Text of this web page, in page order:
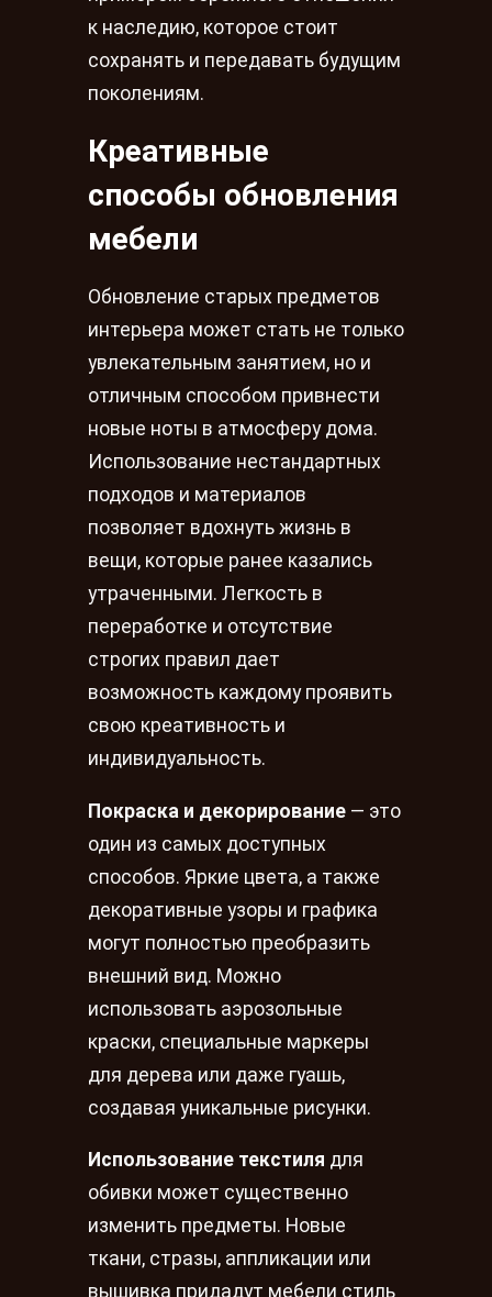
к наследию, которое стоит
сохранять и передавать будущим
поколениям.
Креативные
способы обновления
мебели
Обновление старых предметов
интерьера может стать не только
увлекательным занятием, но и
отличным способом привнести
новые ноты в атмосферу дома.
Использование нестандартных
подходов и материалов
позволяет вдохнуть жизнь в
вещи, которые ранее казались
утраченными. Легкость в
переработке и отсутствие
строгих правил дает
возможность каждому проявить
свою креативность и
индивидуальность.
Покраска и декорирование — это
один из самых доступных
способов. Яркие цвета, а также
декоративные узоры и графика
могут полностью преобразить
внешний вид. Можно
использовать аэрозольные
краски, специальные маркеры
для дерева или даже гуашь,
создавая уникальные рисунки.
Использование текстиля для
обивки может существенно
изменить предметы. Новые
ткани, стразы, аппликации или
вышивка придадут мебели стиль